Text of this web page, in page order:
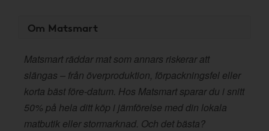
Om Matsmart
Matsmart räddar mat som annars riskerar att
slängas – från överproduktion, förpackningsfel eller
korta bäst före-datum. Hos Matsmart sparar du i snitt
50% på hela ditt köp i jämförelse med din lokala
matbutik eller stormarknad. Och det bästa?